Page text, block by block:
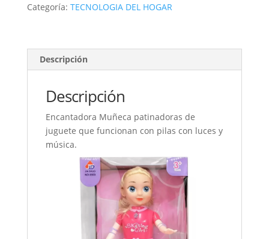
Luces
(skating
Girl)
Categoría: TECNOLOGIA DEL HOGAR
Descripción
Descripción
Encantadora Muñeca patinadoras de
juguete que funcionan con pilas con luces y
música.